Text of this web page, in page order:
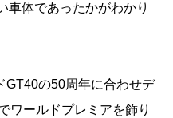
車体であったかがわかり
GT40の50周年に合わせデ
ワールドプレミアを飾り